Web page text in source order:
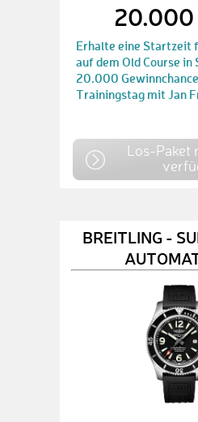
20.000
Erhalte eine Startzeit
auf dem Old Course
20.000
Trainingstag mit Jan
Los-Paket
BREITLING -